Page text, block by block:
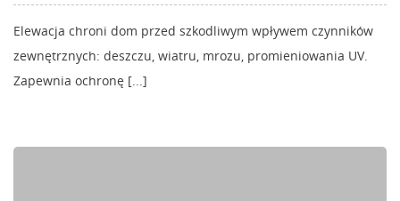
Elewacja chroni dom przed szkodliwym wpływem czynników
zewnętrznych: deszczu, wiatru, mrozu, promieniowania UV.
Zapewnia ochronę [...]